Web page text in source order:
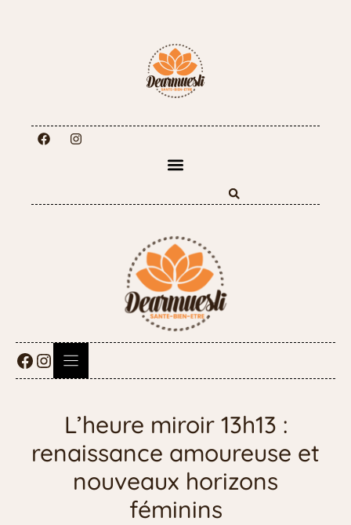
L’heure miroir 13h13 :
renaissance amoureuse et
nouveaux horizons
féminins